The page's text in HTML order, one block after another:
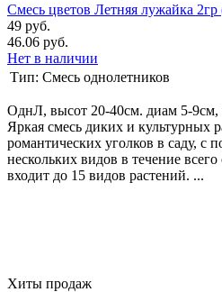
Смесь цветов Летняя лужайка
49 руб.
46.06 руб.
Нет в наличии
Тип: Смесь однолетников
ОднЛ, высот 20-40см. диам 5-
Яркая смесь диких и культурных
романтических уголков в саду, с
нескольких видов в течение
входит до 15 видов растений. ...
Хиты продаж